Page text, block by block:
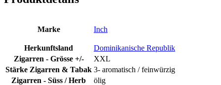
Marke Inch
Herkunftsland
Dominikanische Republik
Zigarren - Grösse +/-
XXL
Stärke Zigarren & Tabak 3- aromatisch / feinwürzig
Zigarren - Süss / Herb
ölig